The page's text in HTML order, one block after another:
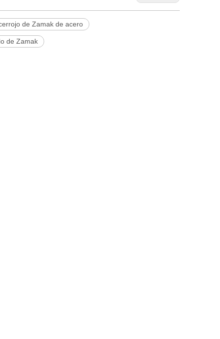
de Zamak de acero
de Zamak